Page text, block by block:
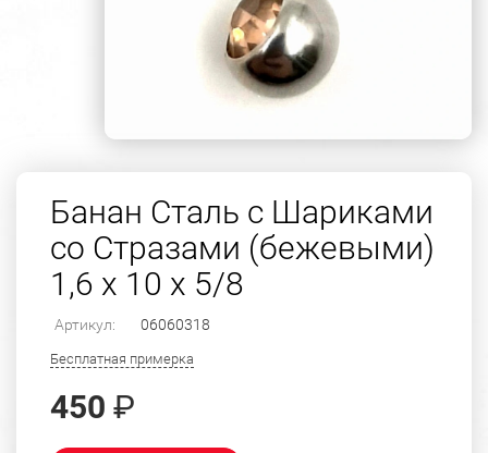
Банан Сталь с Шариками
со Стразами (бежевыми)
1,6 х 10 х 5/8
Артикул: 06060318
Бесплатная примерка
450 ₽